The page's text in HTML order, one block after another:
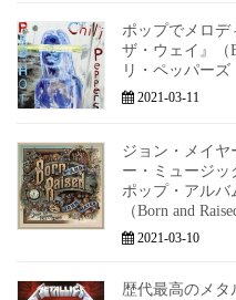
ポップでメロデ
ザ・ウェイ』（
リ・ペッパーズ
2021-03-11
ジョン・メイヤ
ー・ミュージッ
ポップ・アルバ
（Born and
2021-03-10
歴代最高のメタ